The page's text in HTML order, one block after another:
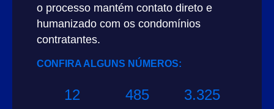
o processo mantém contato direto e
humanizado com os condomínios
contratantes.
CONFIRA ALGUNS NÚMEROS:
12 485 3.325